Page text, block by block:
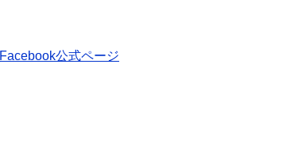
Facebook公式ページ